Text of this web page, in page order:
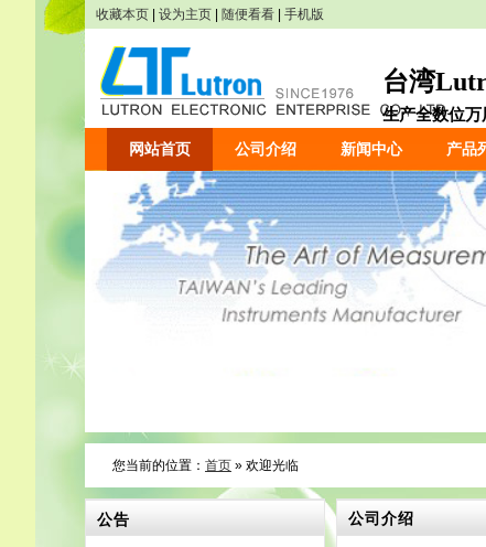
收藏本页 设为主页 随便看看 手机版
台湾
生产全数位
网站首页 公司介绍 新闻中心 产品
您当前的位置： 首页 » 欢迎光临
公告
台湾路昌官网
年，专业生产路昌仪器仪表，路昌
公司介绍